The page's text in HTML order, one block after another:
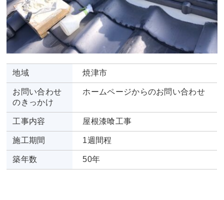
地域 焼津市
お問い合わせ
のきっかけ
ホームページからのお問い合わせ
工事内容 屋根漆喰工事
施工期間 1週間程
築年数 50年